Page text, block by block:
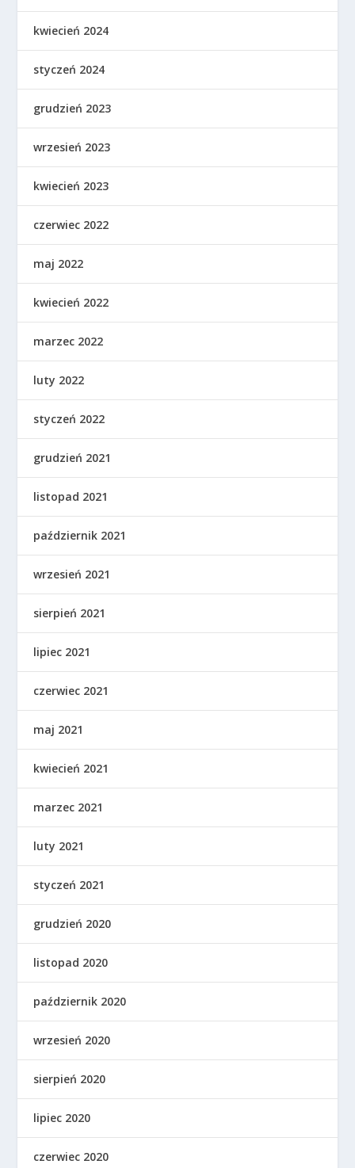
kwiecień 2024
styczeń 2024
grudzień 2023
wrzesień 2023
kwiecień 2023
czerwiec 2022
maj 2022
kwiecień 2022
marzec 2022
luty 2022
styczeń 2022
grudzień 2021
listopad 2021
październik 2021
wrzesień 2021
sierpień 2021
lipiec 2021
czerwiec 2021
maj 2021
kwiecień 2021
marzec 2021
luty 2021
styczeń 2021
grudzień 2020
listopad 2020
październik 2020
wrzesień 2020
sierpień 2020
lipiec 2020
czerwiec 2020